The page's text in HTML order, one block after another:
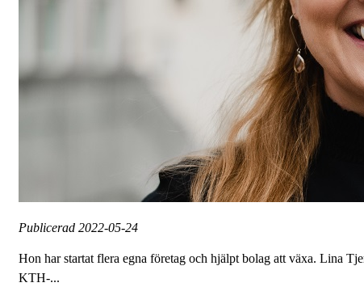
Publicerad 2022-05-24
Hon har startat flera egna företag och hjälpt bolag att växa. Lina
KTH-...